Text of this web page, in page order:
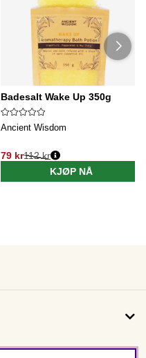
Badesalt Wake Up 350g
Ancient Wisdom
79 kr112 kr
KJØP NÅ